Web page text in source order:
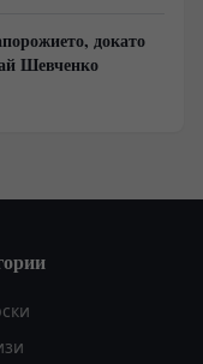
докато
Шевченко